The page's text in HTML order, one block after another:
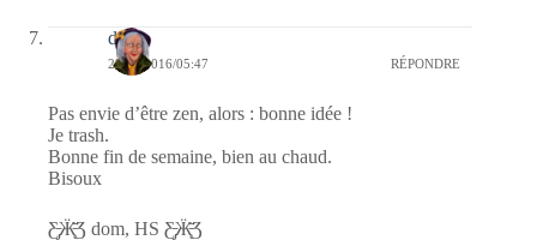
dom
22/01/2016/05:47 RÉPONDRE
Pas envie d’être zen, alors : bonne idée !
Je trash.
Bonne fin de semaine, bien au chaud.
Bisoux
Ƹ̵̡Ӝ̵̨̄Ʒ dom, HS Ƹ̵̡Ӝ̵̨̄Ʒ